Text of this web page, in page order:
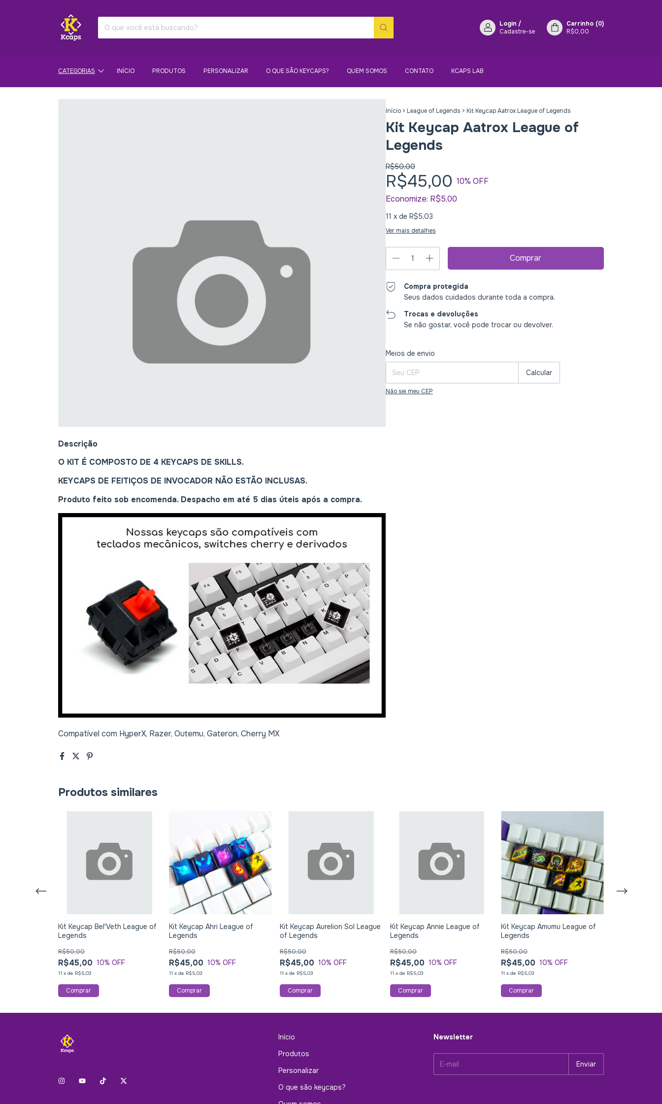
Login /
Cadastre-se
Carrinho (0)
R$0,00
CATEGORIAS INÍCIO PRODUTOS PERSONALIZAR O QUE SÃO KEYCAPS? QUEM SOMOS CONTATO KCAPS LAB
Início > League of Legends > Kit Keycap Aatrox League of Legends
Kit Keycap Aatrox League of
Legends
R$50,00
R$45,00 10% OFF
Economize: R$5,00
11 x de R$5,03
Ver mais detalhes
Compra protegida
Seus dados cuidados durante toda a compra.
Trocas e devoluções
Se não gostar, você pode trocar ou devolver.
Entregas para o CEP:
Meios de envio
Calcular
Não sei meu CEP
Descrição
O KIT É COMPOSTO DE 4 KEYCAPS DE SKILLS.
KEYCAPS DE FEITIÇOS DE INVOCADOR NÃO ESTÃO INCLUSAS.
Produto feito sob encomenda. Despacho em até 5 dias úteis após a compra.
Compatível com HyperX, Razer, Outemu, Gateron, Cherry MX
Produtos similares
Kit Keycap Bel'Veth League of
Legends
R$45,00
R$50,00
10% OFF
11 x de R$5,03
Kit Keycap Ahri League of
Legends
R$45,00
R$50,00
10% OFF
11 x de R$5,03
Kit Keycap Aurelion Sol League
of Legends
R$45,00
R$50,00
10% OFF
11 x de R$5,03
Kit Keycap Annie League of
Legends
R$45,00
R$50,00
10% OFF
11 xde R$5,03
Kit Keycap Amumu League of
Legends
R$45,00
R$50,00
10% OFF
11 xde R$5,03
Início
Produtos
Personalizar
O que são keycaps?
Newsletter